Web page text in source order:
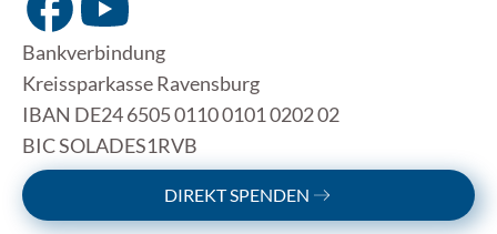
Bankverbindung
Kreissparkasse Ravensburg
IBAN DE24 6505 0110 0101 0202 02
BIC SOLADES1RVB
DIREKT SPENDEN